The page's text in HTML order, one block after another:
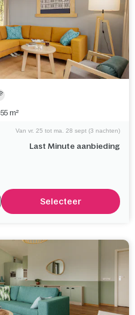
55 m²
Last Minute aanbieding
Van vr. 25 tot ma. 28 sept (3 nachten)
Selecteer